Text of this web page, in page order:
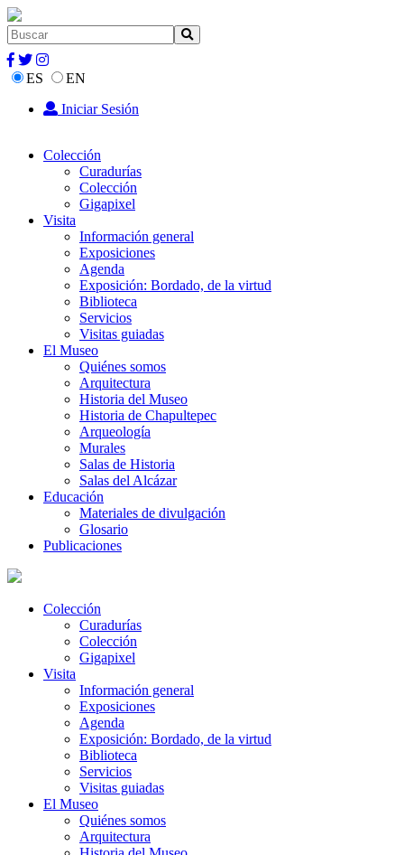
ES
EN
Iniciar Sesión
Colección
Curadurías
Colección
Gigapixel
Visita
Información general
Exposiciones
Agenda
Exposición: Bordado, de la virtud
Biblioteca
Servicios
Visitas guiadas
El Museo
Quiénes somos
Arquitectura
Historia del Museo
Historia de Chapultepec
Arqueología
Murales
Salas de Historia
Salas del Alcázar
Educación
Materiales de divulgación
Glosario
Publicaciones
Colección
Curadurías
Colección
Gigapixel
Visita
Información general
Exposiciones
Agenda
Exposición: Bordado, de la virtud
Biblioteca
Servicios
Visitas guiadas
El Museo
Quiénes somos
Arquitectura